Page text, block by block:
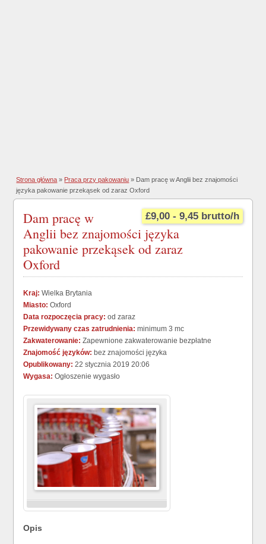
Strona główna » Praca przy pakowaniu » Dam pracę w Anglii bez znajomości
języka pakowanie przekąsek od zaraz Oxford
£9,00 - 9,45 brutto/h
Dam pracę w
Anglii bez znajomości języka
pakowanie przekąsek od zaraz
Oxford
Kraj: Wielka Brytania
Miasto: Oxford
Data rozpoczęcia pracy: od zaraz
Przewidywany czas zatrudnienia: minimum 3 mc
Zakwaterowanie: Zapewnione zakwaterowanie bezpłatne
Znajomość języków: bez znajomości języka
Opublikowany: 22 stycznia 2019 20:06
Wygasa: Ogłoszenie wygasło
Opis